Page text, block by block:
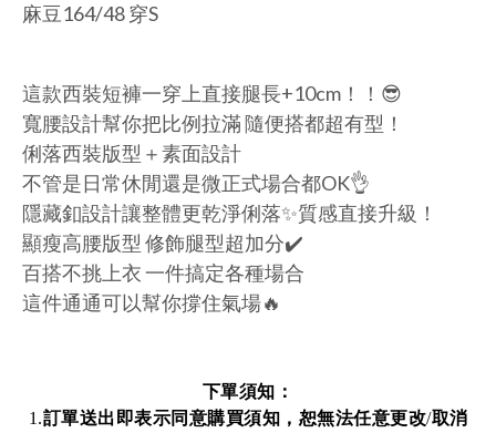
麻豆164/48 穿S
這款西裝短褲一穿上直接腿長+10cm！！😎
寬腰設計幫你把比例拉滿 隨便搭都超有型！
俐落西裝版型＋素面設計
不管是日常休閒還是微正式場合都OK👌
隱藏釦設計讓整體更乾淨俐落✨質感直接升級！
顯瘦高腰版型 修飾腿型超加分✔️
百搭不挑上衣 一件搞定各種場合
這件通通可以幫你撐住氣場🔥
下單須知：
1.訂單送出即表示同意購買須知，恕無法任意更改/取消